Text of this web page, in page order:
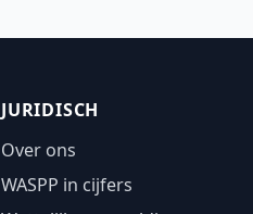
JURIDISCH
Over ons
WASPP in cijfers